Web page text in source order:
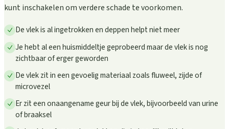
kunt inschakelen om verdere schade te voorkomen.
De vlek is al ingetrokken en deppen helpt niet meer
Je hebt al een huismiddeltje geprobeerd maar de vlek is nog
zichtbaar of erger geworden
De vlek zit in een gevoelig materiaal zoals fluweel, zijde of
microvezel
Er zit een onaangename geur bij de vlek, bijvoorbeeld van urine
of braaksel